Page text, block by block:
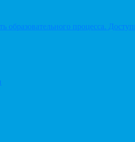
образовательного процесса.